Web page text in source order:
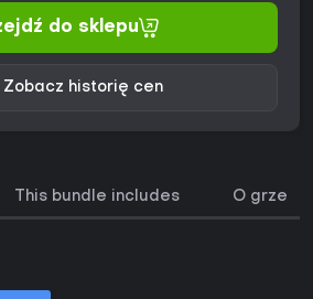
do sklepu
Zobacz historię cen
This bundle includes O grze